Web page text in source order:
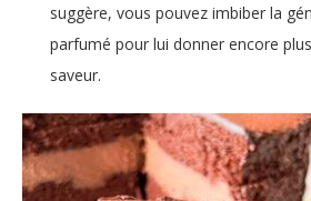
suggère, vous pouvez imbiber la
parfumé pour lui donner encore
saveur.